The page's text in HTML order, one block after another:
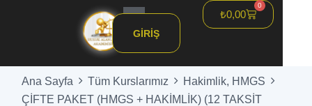
₺0,00
0
GIRIŞ
Ana Sayfa Tüm Kurslarımız
Hakimlik, HMGS
ÇİFTE PAKET (HMGS + HAKİMLİK) (12 TAKSİT